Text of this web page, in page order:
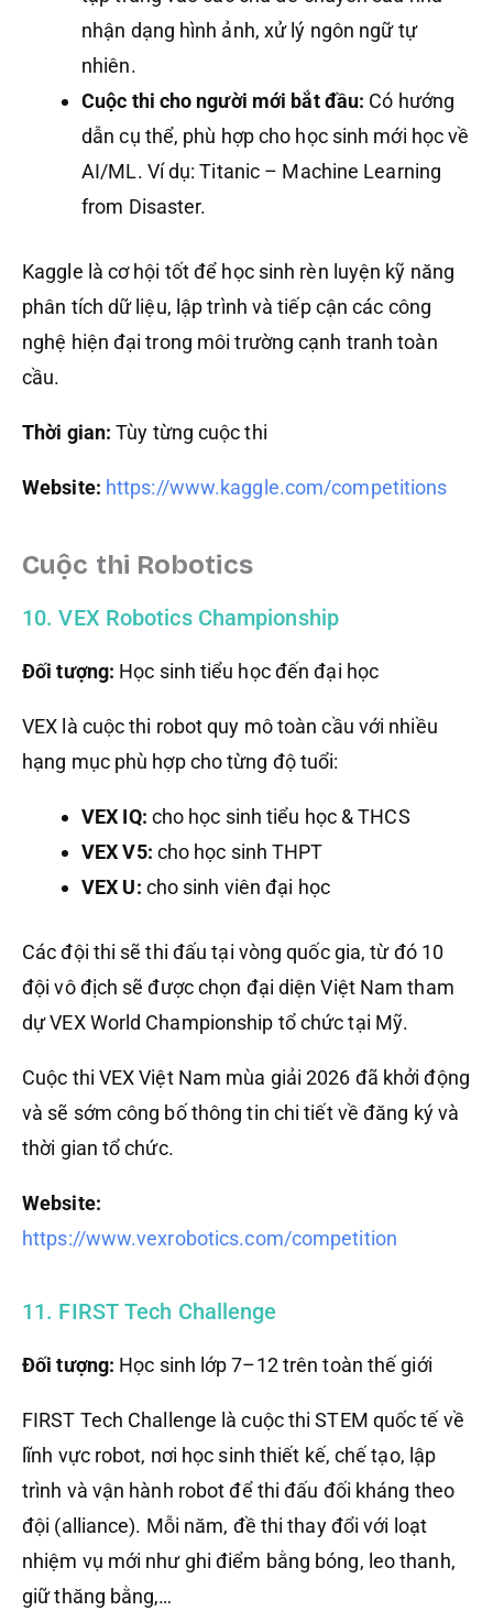
nhận dạng hình ảnh, xử lý ngôn ngữ tự
nhiên.
Cuộc thi cho người mới bắt đầu: Có hướng
dẫn cụ thể, phù hợp cho học sinh mới học về
AI/ML. Ví dụ: Titanic – Machine Learning
from Disaster.
Kaggle là cơ hội tốt để học sinh rèn luyện kỹ năng
phân tích dữ liệu, lập trình và tiếp cận các công
nghệ hiện đại trong môi trường cạnh tranh toàn
cầu.
Thời gian: Tùy từng cuộc thi
Website: https://www.kaggle.com/competitions
Cuộc thi Robotics
10. VEX Robotics Championship
Đối tượng: Học sinh tiểu học đến đại học
VEX là cuộc thi robot quy mô toàn cầu với nhiều
hạng mục phù hợp cho từng độ tuổi:
VEX IQ: cho học sinh tiểu học & THCS
VEX V5: cho học sinh THPT
VEX U: cho sinh viên đại học
Các đội thi sẽ thi đấu tại vòng quốc gia, từ đó 10
đội vô địch sẽ được chọn đại diện Việt Nam tham
dự VEX World Championship tổ chức tại Mỹ.
Cuộc thi VEX Việt Nam mùa giải 2026 đã khởi động
và sẽ sớm công bố thông tin chi tiết về đăng ký và
thời gian tổ chức.
Website:
https://www.vexrobotics.com/competition
11. FIRST Tech Challenge
Đối tượng: Học sinh lớp 7–12 trên toàn thế giới
FIRST Tech Challenge là cuộc thi STEM quốc tế về
lĩnh vực robot, nơi học sinh thiết kế, chế tạo, lập
trình và vận hành robot để thi đấu đối kháng theo
đội (alliance). Mỗi năm, đề thi thay đổi với loạt
nhiệm vụ mới như ghi điểm bằng bóng, leo thanh,
giữ thăng bằng,…